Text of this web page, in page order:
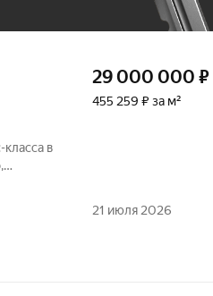
в
29 000 000 ₽
455 259 ₽ за м²
21 июля 2026